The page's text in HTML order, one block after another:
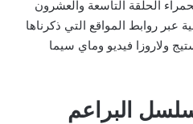
الحلقة التاسعة والعشرون
عبر روابط المواقع التي ذكرناها
ولاروزا فيديو وماي سيما
البراعم